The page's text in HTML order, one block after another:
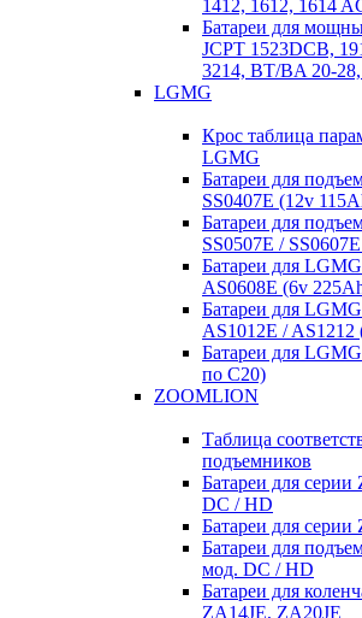
1412, 1612, 1614
Батареи для
JCPT 1523DCB,
3214, BT/BA 20-
LGMG
Крос таблица
LGMG
Батареи для
SS0407E (12v
Батареи для
SS0507E /
Батареи для
AS0608E (6v
Батареи для
AS1012E /
Батареи для
по С20)
ZOOMLION
Таблица
подъемников
Батареи для серии
DC / HD
Батареи для
Батареи для
мод. DC / HD
Батареи для
ZA14JE, ZA20JE